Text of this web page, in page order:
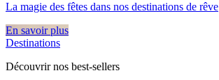
La magie des fêtes dans nos destinations de rêve​
En savoir plus
Destinations
Découvrir nos best-sellers